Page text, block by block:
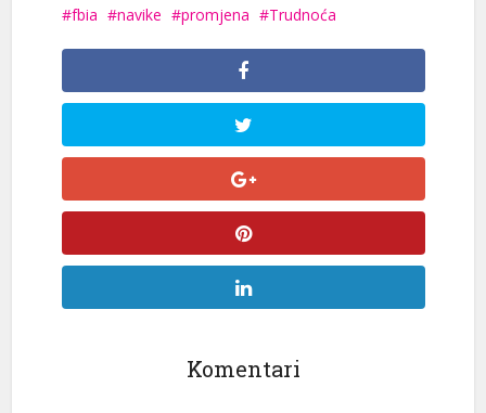
fbia navike promjena Trudnoća
Komentari